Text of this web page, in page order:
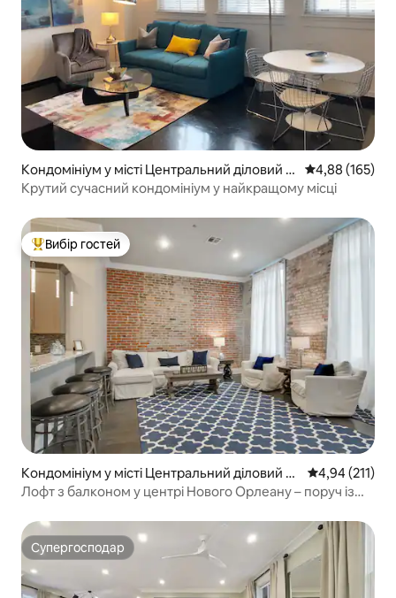
Кондомініум у місті Центральний діловий р
айон
Середня
4,88 (165)
Крутий сучасний кондомініум у найкращому місці
Топ вибір гостей
Вибір гостей
Кондомініум у місті Центральний діловий ра
йон
Середня
4,94 (211)
Лофт з балконом у центрі Нового Орлеану – поруч із
Супергосподар
Супергосподар